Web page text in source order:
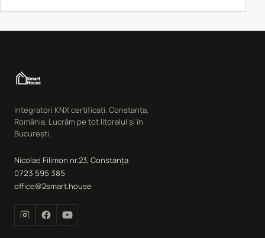
Integratori KNX certificați. Constanța,
România. Lucrăm pe tot litoralul și în
București.
Nicolae Filimon nr.23, Constanța
0723 595 385
office@2smart.house